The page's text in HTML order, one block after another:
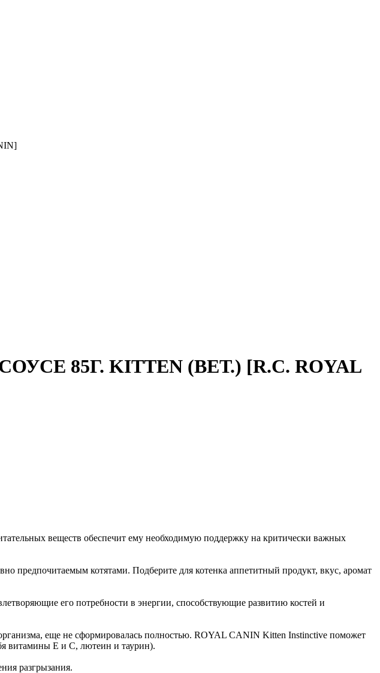
85Г. KITTEN (ВЕТ.) [R.C. ROYAL
веществ обеспечит ему необходимую поддержку на критически важных
котятами. Подберите для котенка аппетитный продукт, вкус, аромат
его потребности в энергии, способствующие развитию костей и
еще не сформировалась полностью. ROYAL CANIN Kitten Instinctive поможет
витамины Е и С, лютеин и таурин).
разгрызания.